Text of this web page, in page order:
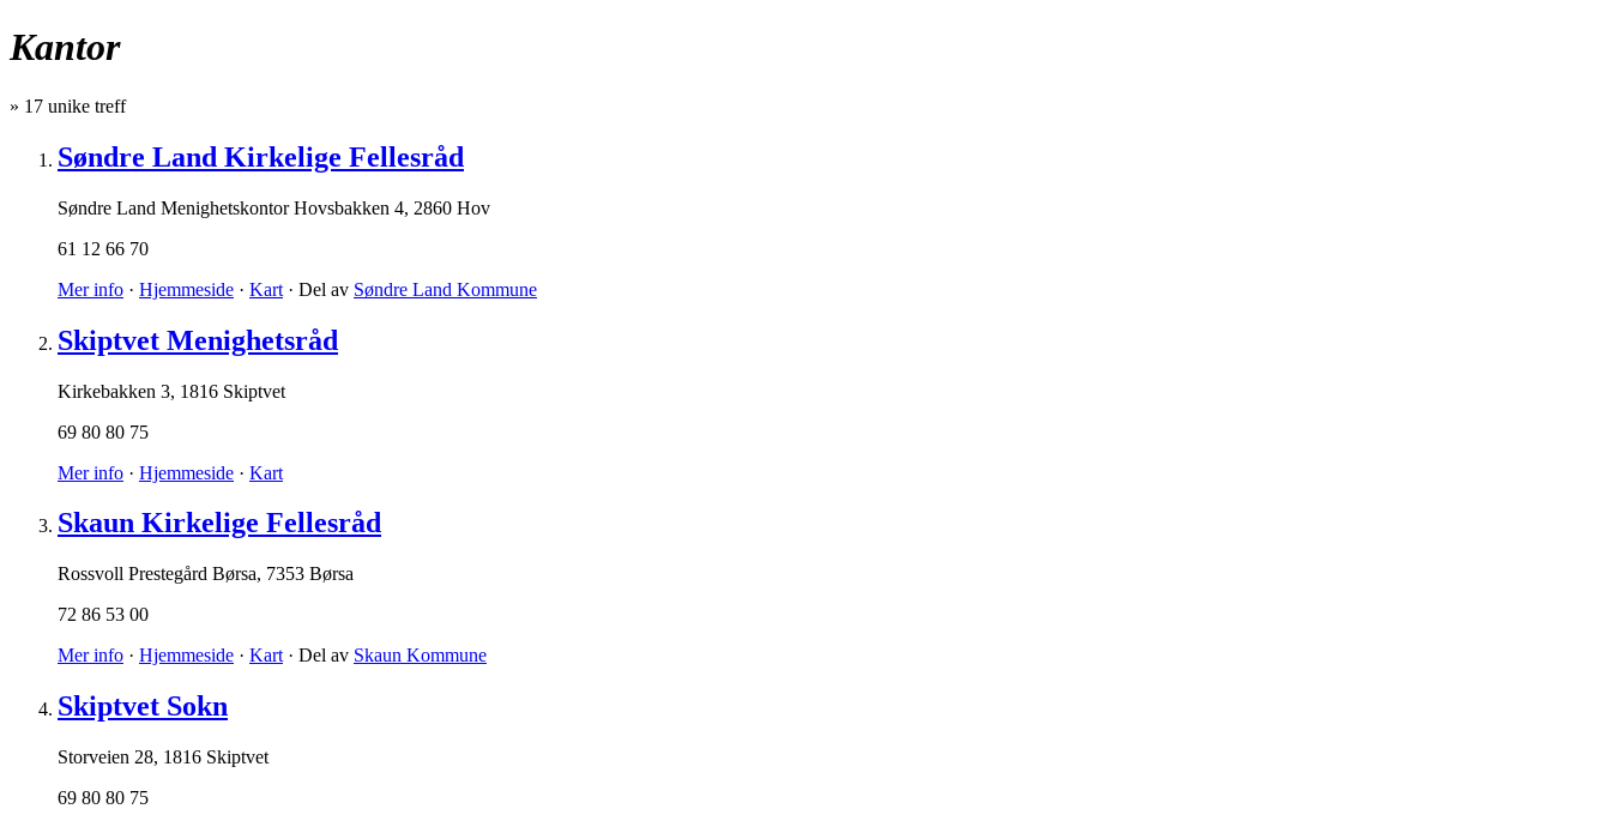
Kantor
» 17 unike treff
Søndre Land Kirkelige Fellesråd
Søndre Land Menighetskontor Hovsbakken 4, 2860 Hov
61 12 66 70
Mer info · Hjemmeside · Kart · Del av Søndre Land Kommune
Skiptvet Menighetsråd
Kirkebakken 3, 1816 Skiptvet
69 80 80 75
Mer info · Hjemmeside · Kart
Skaun Kirkelige Fellesråd
Rossvoll Prestegård Børsa, 7353 Børsa
72 86 53 00
Mer info · Hjemmeside · Kart · Del av Skaun Kommune
Skiptvet Sokn
Storveien 28, 1816 Skiptvet
69 80 80 75